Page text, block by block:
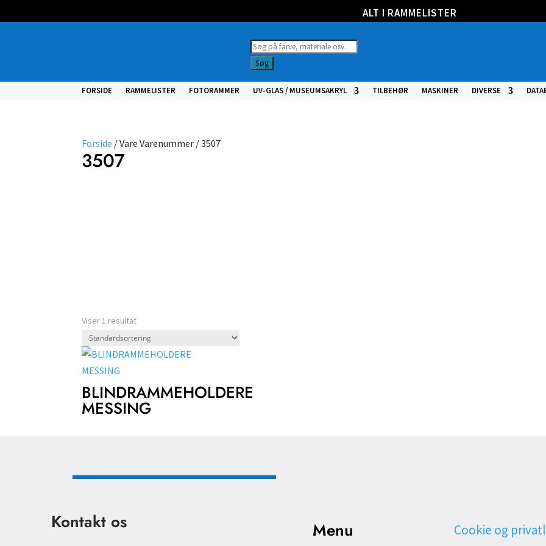
ALT I RAMMELISTER
Products
search
Søg
FORSIDE RAMMELISTER FOTORAMMER UV-GLAS / MUSEUMSAKRYL TILBEHØR MASKINER DIVERSE
Forside / Vare Varenummer / 3507
3507
Viser 1 resultat
BLINDRAMMEHOLDERE
MESSING
Kontakt os Menu Cookie og